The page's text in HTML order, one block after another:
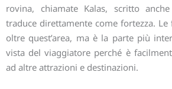
rovina, chiamate Kalas, scritto
traduce direttamente come fortezza. Le
oltre quest’area, ma è la parte più
vista del viaggiatore perché è
ad altre attrazioni e destinazioni.